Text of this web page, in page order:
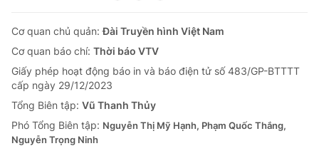
Cơ quan chủ quản:Đài Truyền hình Việt Nam
Cơ quan báo chí: Thời báo VTV
Giấy phép hoạt động báo in và báo điện tử số 483/GP-BTTTT
cấp ngày 29/12/2023
Tổng Biên tập: Vũ Thanh Thủy
Phó Tổng Biên tập: Nguyễn Thị Mỹ Hạnh, Phạm Quốc Thắng,
Nguyễn Trọng Ninh